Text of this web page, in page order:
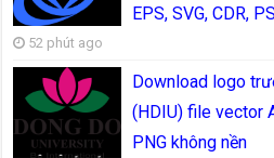
EPS, SVG, CDR,
52 phút ago
Download logo
(HDIU) file vector
PNG không nền